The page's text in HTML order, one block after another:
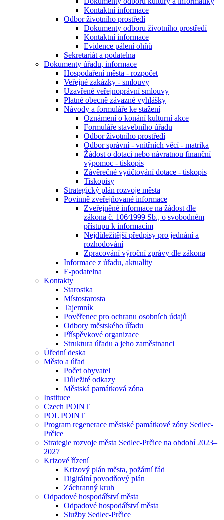
Kontaktní informace
Odbor životního prostředí
Dokumenty odboru životního prostředí
Kontaktní informace
Evidence pálení ohňů
Sekretariát a podatelna
Dokumenty úřadu, informace
Hospodaření města - rozpočet
Veřejné zakázky - smlouvy
Uzavřené veřejnoprávní smlouvy
Platné obecně závazné vyhlášky
Návody a formuláře ke stažení
Oznámení o konání kulturní akce
Formuláře stavebního úřadu
Odbor životního prostředí
Odbor správní - vnitřních věcí - matrika
Žádost o dotaci nebo návratnou finanční
výpomoc - tiskopis
Závěrečné vyúčtování dotace - tiskopis
Tiskopisy
Strategický plán rozvoje města
Povinně zveřejňované informace
Zveřejněné informace na žádost dle
zákona č. 106⁄1999 Sb., o svobodném
přístupu k informacím
Nejdůležitější předpisy pro jednání a
rozhodování
Zpracování výroční zprávy dle zákona
Informace z úřadu, aktuality
E-podatelna
Kontakty
Starostka
Místostarosta
Tajemník
Pověřenec pro ochranu osobních údajů
Odbory městského úřadu
Příspěvkové organizace
Struktura úřadu a jeho zaměstnanci
Úřední deska
Město a úřad
Počet obyvatel
Důležité odkazy
Městská památková zóna
Instituce
Czech POINT
POL POINT
Program regenerace městské památkové zóny Sedlec-
Prčice
Strategie rozvoje města Sedlec-Prčice na období 2023–
2027
Krizové řízení
Krizový plán města, požární řád
Digitální povodňový plán
Záchranný kruh
Odpadové hospodářství města
Odpadové hospodářství města
Služby Sedlec-Prčice